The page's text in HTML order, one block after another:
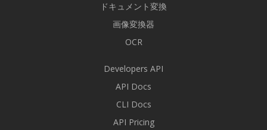
ドキュメント変換
画像変換器
OCR
Developers API
API Docs
CLI Docs
API Pricing